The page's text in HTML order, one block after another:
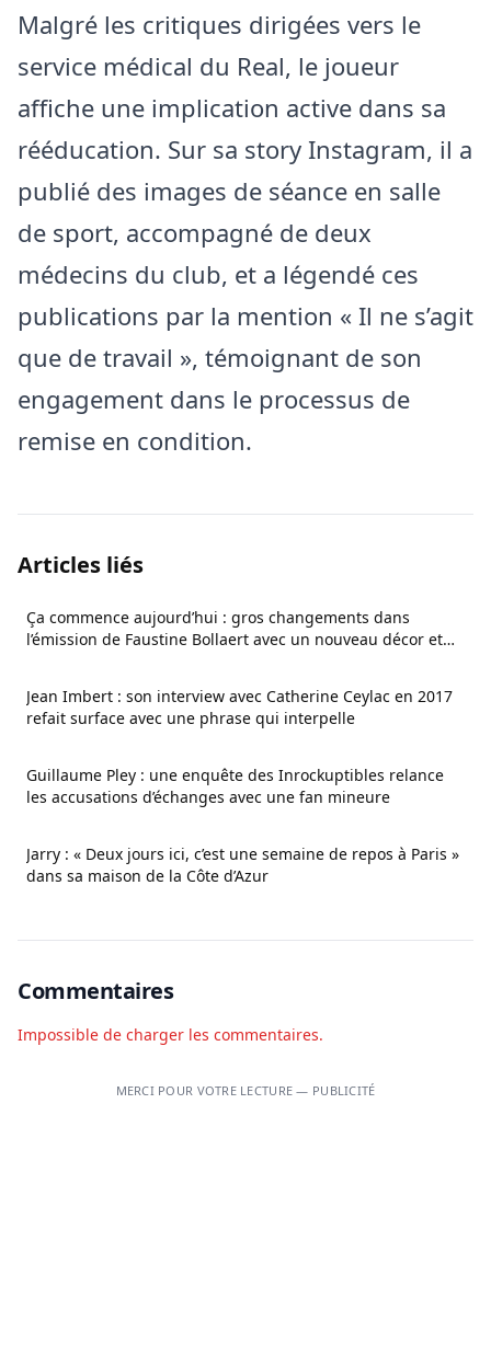
Malgré les critiques dirigées vers le
service médical du Real, le joueur
affiche une implication active dans sa
rééducation. Sur sa story Instagram, il a
publié des images de séance en salle
de sport, accompagné de deux
médecins du club, et a légendé ces
publications par la mention « Il ne s’agit
que de travail », témoignant de son
engagement dans le processus de
remise en condition.
Articles liés
Ça commence aujourd’hui : gros changements dans
l’émission de Faustine Bollaert avec un nouveau décor et
Jean Imbert : son interview avec Catherine Ceylac en 2017
refait surface avec une phrase qui interpelle
Guillaume Pley : une enquête des Inrockuptibles relance
les accusations d’échanges avec une fan mineure
Jarry : « Deux jours ici, c’est une semaine de repos à Paris »
dans sa maison de la Côte d’Azur
Commentaires
Impossible de charger les commentaires.
MERCI POUR VOTRE LECTURE — PUBLICITÉ